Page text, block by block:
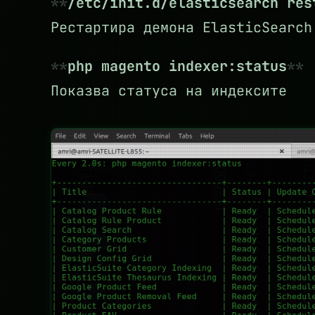
Рестартира демона ElasticSearch
php magento indexer:status
Показва статуса на индексите